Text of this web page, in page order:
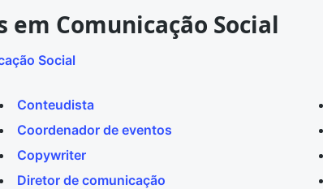
em Comunicação Social
Social
Conteudista
Coordenador de eventos
Copywriter
Diretor de comunicação